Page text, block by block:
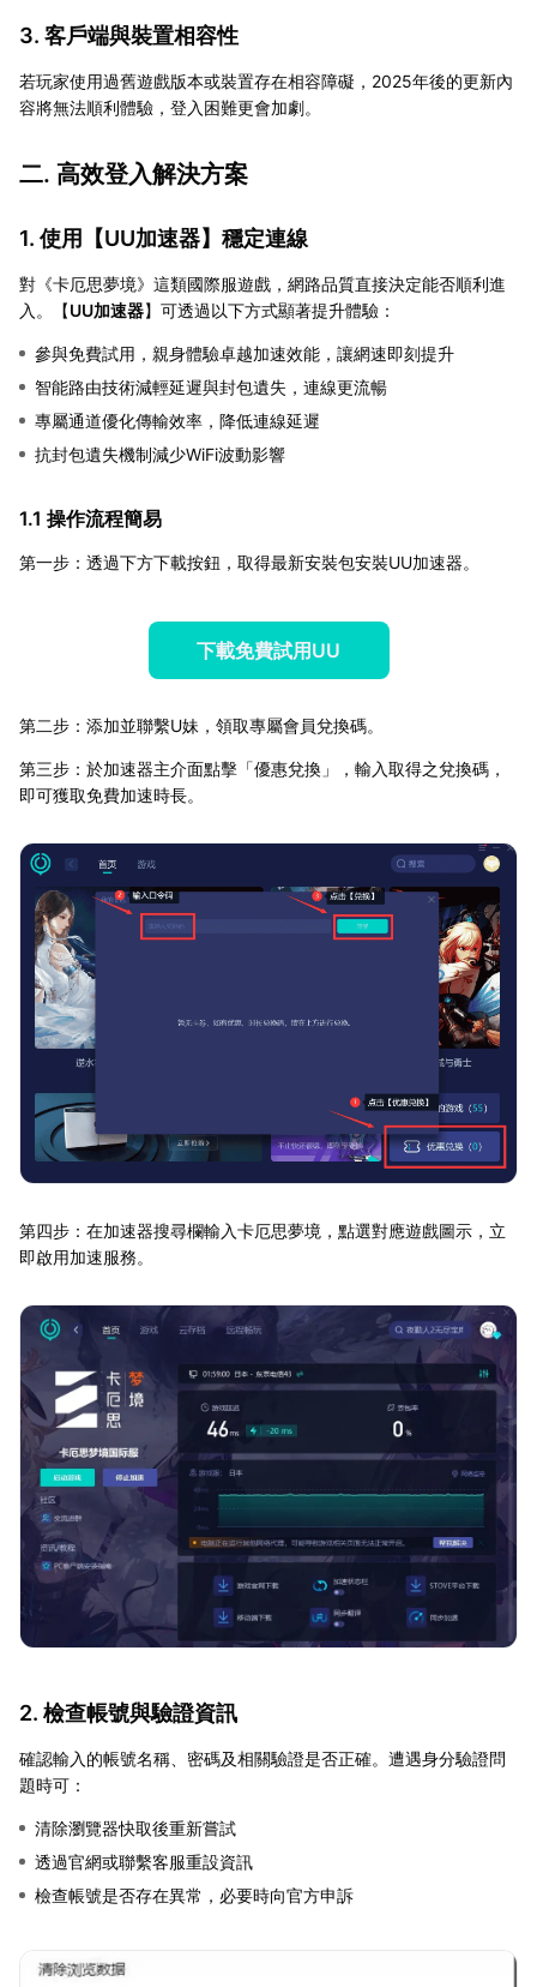
3. 客戶端與裝置相容性
若玩家使用過舊遊戲版本或裝置存在相容障礙，2025年後的更新內
容將無法順利體驗，登入困難更會加劇。
二. 高效登入解決方案
1. 使用【UU加速器】穩定連線
對《卡厄思夢境》這類國際服遊戲，網路品質直接決定能否順利進
入。【UU加速器】可透過以下方式顯著提升體驗：
參與免費試用，親身體驗卓越加速效能，讓網速即刻提升
智能路由技術減輕延遲與封包遺失，連線更流暢
專屬通道優化傳輸效率，降低連線延遲
抗封包遺失機制減少WiFi波動影響
1.1 操作流程簡易
第一步：透過下方下載按鈕，取得最新安裝包安裝UU加速器。
下載免費試用UU
第二步：添加並聯繫U妹，領取專屬會員兌換碼。
第三步：於加速器主介面點擊「優惠兌換」，輸入取得之兌換碼，
即可獲取免費加速時長。
第四步：在加速器搜尋欄輸入卡厄思夢境，點選對應遊戲圖示，立
即啟用加速服務。
2. 檢查帳號與驗證資訊
確認輸入的帳號名稱、密碼及相關驗證是否正確。遭遇身分驗證問
題時可：
清除瀏覽器快取後重新嘗試
透過官網或聯繫客服重設資訊
檢查帳號是否存在異常，必要時向官方申訴